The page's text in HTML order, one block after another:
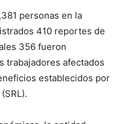
personas en la
410 reportes de
356 fueron
trabajadores afectados
establecidos por